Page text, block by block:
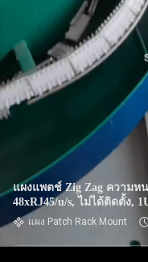
แผงแพตช์ Zig Zag ความ
48xRJ45/u/s, ไม่ได้ติดตั้ง,
แผง Patch Rack Mount